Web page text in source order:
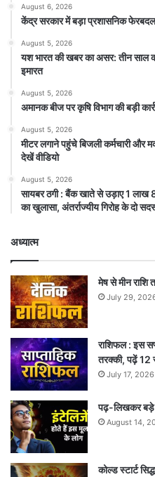
August 6, 2026
केंद्र सरकार में बड़ा प्रशासनिक
August 5, 2026
यश भारत की खबर का असर: तीन साल
इमारत
August 5, 2026
अमानक बीज पर कृषि विभाग की बड़ी
August 5, 2026
मीटर लगाने पहुंचे बिजली कर्मचारी और
देखें वीडियो
August 5, 2026
सायबर ठगी : बैंक खाते से उड़ाए 1 लाख
का खुलासा, अंतर्राज्यीय गिरोह के दो
अध्यात्म
मेष से मीन
July 29,
राशिफल : इस
तरक्की, पढ़ें 12
July 17, 2026
पढ़-लिखकर
August 14,
कोल्ड स्टार्ट